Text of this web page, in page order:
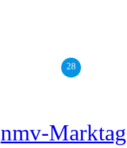
28
nmv-